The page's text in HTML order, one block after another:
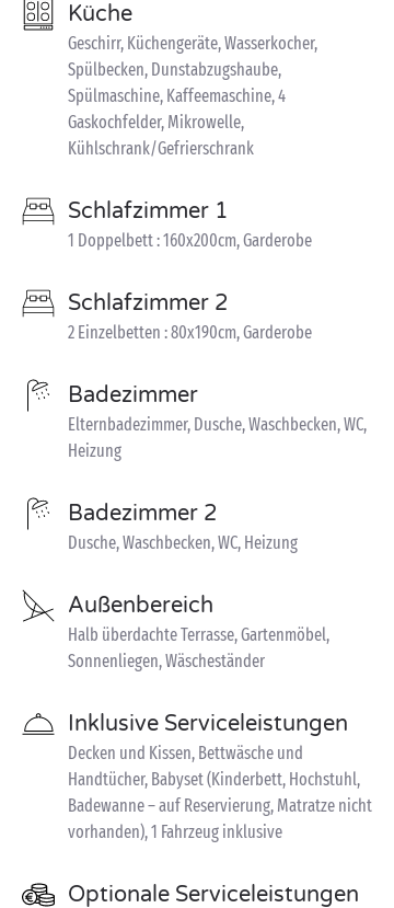
Küche
Geschirr, Küchengeräte, Wasserkocher,
Spülbecken, Dunstabzugshaube,
Spülmaschine, Kaffeemaschine, 4
Gaskochfelder, Mikrowelle,
Kühlschrank/Gefrierschrank
Schlafzimmer 1
1 Doppelbett : 160x200cm, Garderobe
Schlafzimmer 2
2 Einzelbetten : 80x190cm, Garderobe
Badezimmer
Elternbadezimmer, Dusche, Waschbecken, WC,
Heizung
Badezimmer 2
Dusche, Waschbecken, WC, Heizung
Außenbereich
Halb überdachte Terrasse, Gartenmöbel,
Sonnenliegen, Wäscheständer
Inklusive Serviceleistungen
Decken und Kissen, Bettwäsche und
Handtücher, Babyset (Kinderbett, Hochstuhl,
Badewanne – auf Reservierung, Matratze nicht
vorhanden), 1 Fahrzeug inklusive
Optionale Serviceleistungen